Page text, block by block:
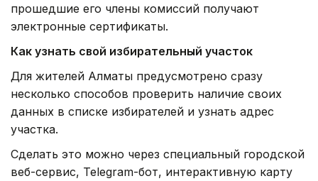
прошедшие его члены комиссий получают
электронные сертификаты.
Как узнать свой избирательный участок
Для жителей Алматы предусмотрено сразу
несколько способов проверить наличие своих
данных в списке избирателей и узнать адрес
участка.
Сделать это можно через специальный городской
веб-сервис, Telegram-бот, интерактивную карту